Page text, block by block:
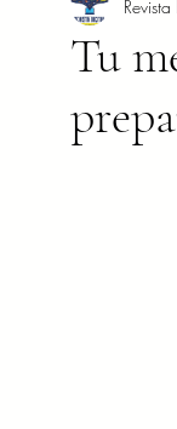
NEGOCIOS/
Tu